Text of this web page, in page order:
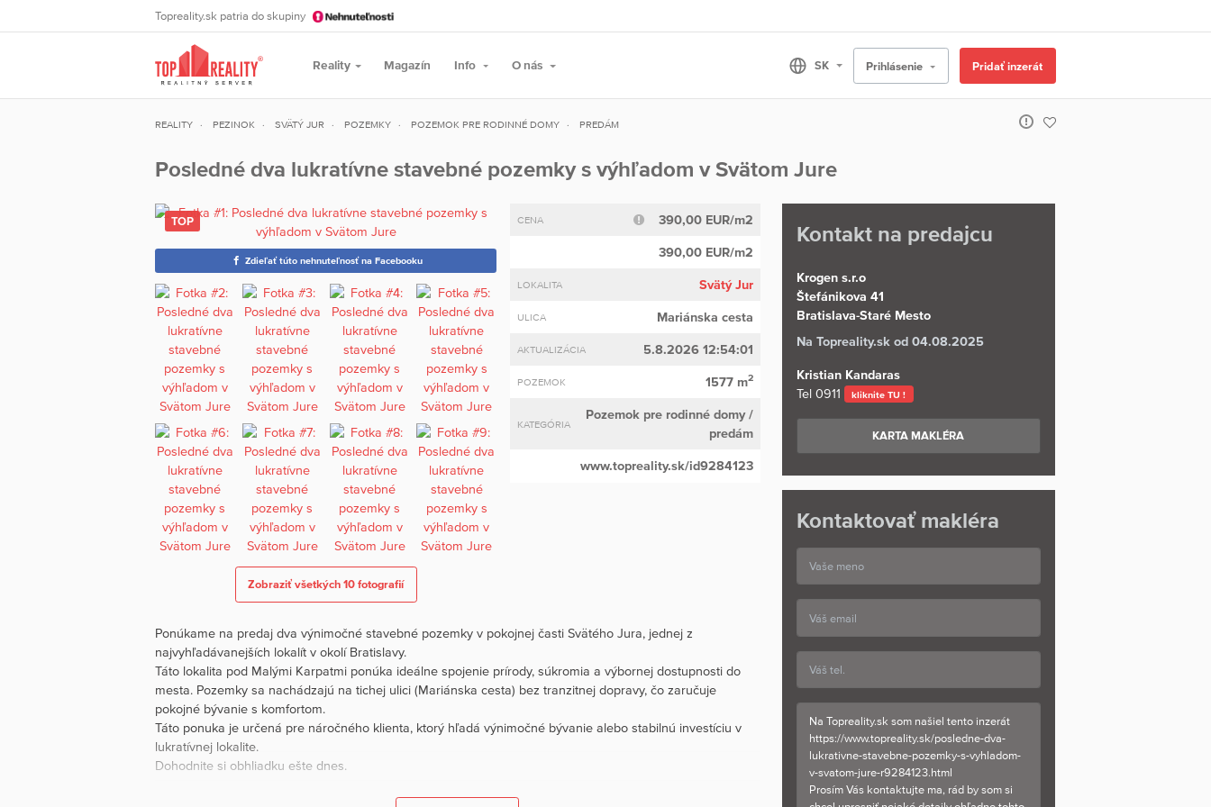
Topreality.sk patria do skupiny
Reality Magazín Info O nás Prihlásenie Pridať inzerát
REALITY PEZINOK SVÄTÝ JUR POZEMKY POZEMOK PRE RODINNÉ DOMY PREDÁM
Posledné dva lukratívne stavebné pozemky s výhľadom v Svätom Jure
Zdieľať túto nehnuteľnosť na Facebooku
Zobraziť všetkých 10 fotografií
CENA 390,00 EUR/m2
390,00 EUR/m2
LOKALITA Svätý Jur
ULICA Mariánska cesta
AKTUALIZÁCIA 5.8.2026 12:54:01
POZEMOK 1577 m2
KATEGÓRIA
Pozemok pre rodinné domy/
predám
www.topreality.sk/id9284123
Ponúkame na predaj dva výnimočné stavebné pozemky v pokojnej časti Svätého Jura, jednej z
najvyhľadávanejších lokalít v okolí Bratislavy.
Táto lokalita pod Malými Karpatmi ponúka ideálne spojenie prírody, súkromia a výbornej dostupnosti do
mesta. Pozemky sa nachádzajú na tichej ulici (Mariánska cesta) bez tranzitnej dopravy, čo zaručuje
pokojné bývanie s komfortom.
Táto ponuka je určená pre náročného klienta, ktorý hľadá výnimočné bývanie alebo stabilnú investíciu v
lukratívnej lokalite.
Dohodnite si obhliadku ešte dnes.
Kontakt na predajcu
Krogen s.r.o
Štefánikova 41
Bratislava-Staré Mesto
Na Topreality.sk od 04.08.2025
Kristian Kandaras
Tel0911 kliknite TU !
KARTA MAKLÉRA
Kontaktovať makléra